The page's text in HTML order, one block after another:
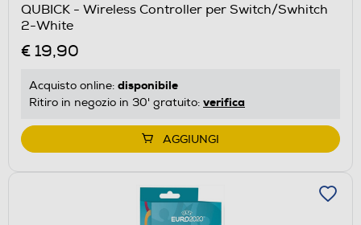
QUBICK - Wireless Controller per Switch/Swhitch
2-White
€ 19,90
Acquisto online: disponibile
Ritiro in negozio in 30' gratuito: verifica
AGGIUNGI